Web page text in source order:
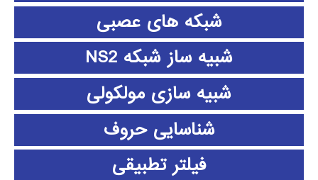
شبکه های عصبی
شبیه ساز شبکه NS2
شبیه سازی مولکولی
شناسایی حروف
فیلتر تطبیقی